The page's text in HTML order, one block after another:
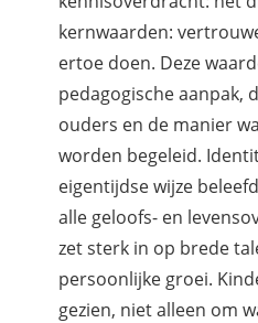
kernwaarden:
ertoe doen. Deze
pedagogische aanpak,
ouders en de manier
worden begeleid.
eigentijdse wijze
alle geloofs- en
zet sterk in op brede
persoonlijke groei.
gezien, niet alleen om